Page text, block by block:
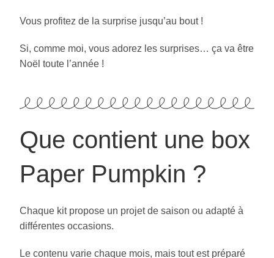
Vous profitez de la surprise jusqu’au bout !
Si, comme moi, vous adorez les surprises… ça va être
Noël toute l’année !
Que contient une box
Paper Pumpkin ?
Chaque kit propose un projet de saison ou adapté à
différentes occasions.
Le contenu varie chaque mois, mais tout est préparé